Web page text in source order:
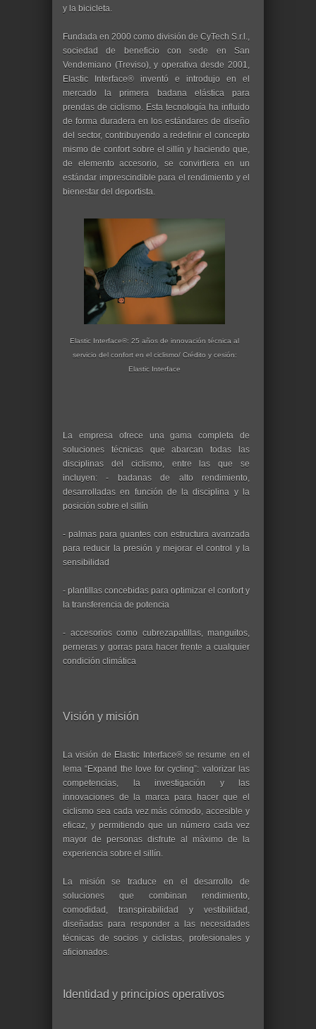
y la bicicleta.
Fundada en 2000 como división de CyTech S.r.l.,
sociedad de beneficio con sede en San
Vendemiano (Treviso), y operativa desde 2001,
Elastic Interface® inventó e introdujo en el
mercado la primera badana elástica para
prendas de ciclismo. Esta tecnología ha influido
de forma duradera en los estándares de diseño
del sector, contribuyendo a redefinir el concepto
mismo de confort sobre el sillín y haciendo que,
de elemento accesorio, se convirtiera en un
estándar imprescindible para el rendimiento y el
bienestar del deportista.
Elastic Interface®: 25 años de innovación técnica al
servicio del confort en el ciclismo/ Crédito y cesión:
Elastic Interface
La empresa ofrece una gama completa de
soluciones técnicas que abarcan todas las
disciplinas del ciclismo, entre las que se
incluyen: - badanas de alto rendimiento,
desarrolladas en función de la disciplina y la
posición sobre el sillín
- palmas para guantes con estructura avanzada
para reducir la presión y mejorar el control y la
sensibilidad
- plantillas concebidas para optimizar el confort y
la transferencia de potencia
- accesorios como cubrezapatillas, manguitos,
perneras y gorras para hacer frente a cualquier
condición climática
Visión y misión
La visión de Elastic Interface® se resume en el
lema “Expand the love for cycling”: valorizar las
competencias, la investigación y las
innovaciones de la marca para hacer que el
ciclismo sea cada vez más cómodo, accesible y
eficaz, y permitiendo que un número cada vez
mayor de personas disfrute al máximo de la
experiencia sobre el sillín.
La misión se traduce en el desarrollo de
soluciones que combinan rendimiento,
comodidad, transpirabilidad y vestibilidad,
diseñadas para responder a las necesidades
técnicas de socios y ciclistas, profesionales y
aficionados.
Identidad y principios operativos